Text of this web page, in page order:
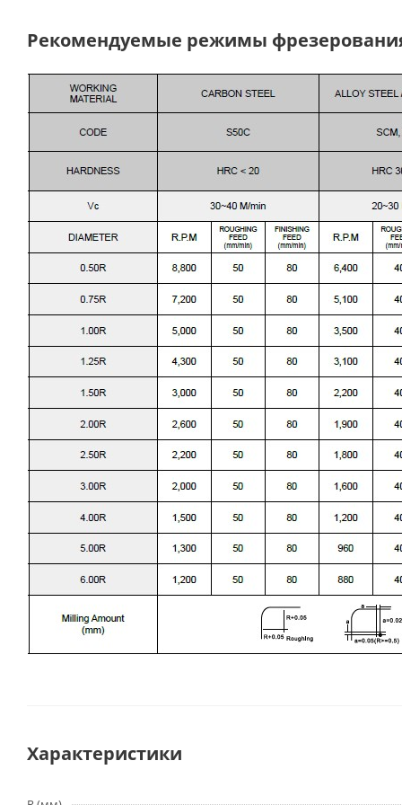
Рекомендуемые режимы
Характеристики